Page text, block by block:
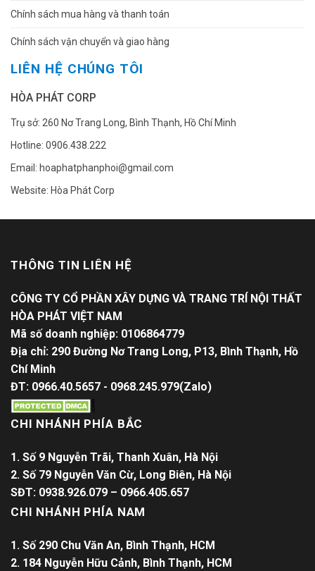
Chính sách mua hàng và thanh toán
Chính sách vận chuyển và giao hàng
LIÊN HỆ CHÚNG TÔI
HÒA PHÁT CORP
Trụ sở: 260 Nơ Trang Long, Bình Thạnh, Hồ Chí Minh
Hotline: 0906.438.222
Email: hoaphatphanphoi@gmail.com
Website: Hòa Phát Corp
THÔNG TIN LIÊN HỆ
CÔNG TY CỔ PHẦN XÂY DỰNG VÀ TRANG TRÍ NỘI THẤT
HÒA PHÁT VIỆT NAM
Mã số doanh nghiệp: 0106864779
Địa chỉ: 290 Đường Nơ Trang Long, P13, Bình Thạnh, Hồ
Chí Minh
ĐT: 0966.40.5657 - 0968.245.979(Zalo)
CHI NHÁNH PHÍA BẮC
1. Số 9 Nguyễn Trãi, Thanh Xuân, Hà Nội
2. Số 79 Nguyễn Văn Cừ, Long Biên, Hà Nội
SĐT: 0938.926.079 – 0966.405.657
CHI NHÁNH PHÍA NAM
1. Số 290 Chu Văn An, Bình Thạnh, HCM
2. 184 Nguyễn Hữu Cảnh, Bình Thạnh, HCM